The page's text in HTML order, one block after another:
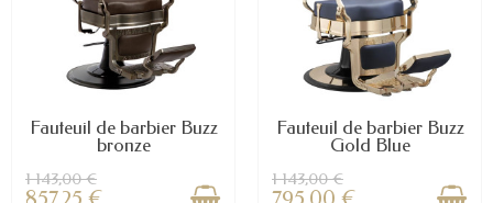
Fauteuil de barbier Buzz
bronze
1 143,00 €
Fauteuil de barbier Buzz
Gold Blue
1 143,00 €